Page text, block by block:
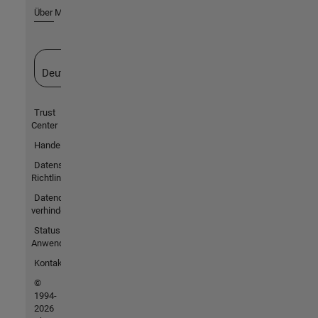
Über MathWorks
Deutschland
Trust
Center
Handelsmarken
Datenschutz-
Richtlinien
Datendiebstahl
verhindern
Status von
Anwendungen
Kontakt
©
1994-
2026